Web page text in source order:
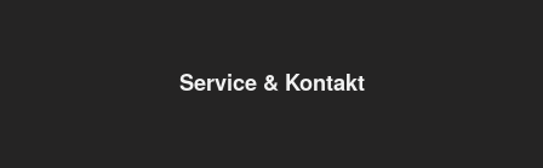
Service & Kontakt